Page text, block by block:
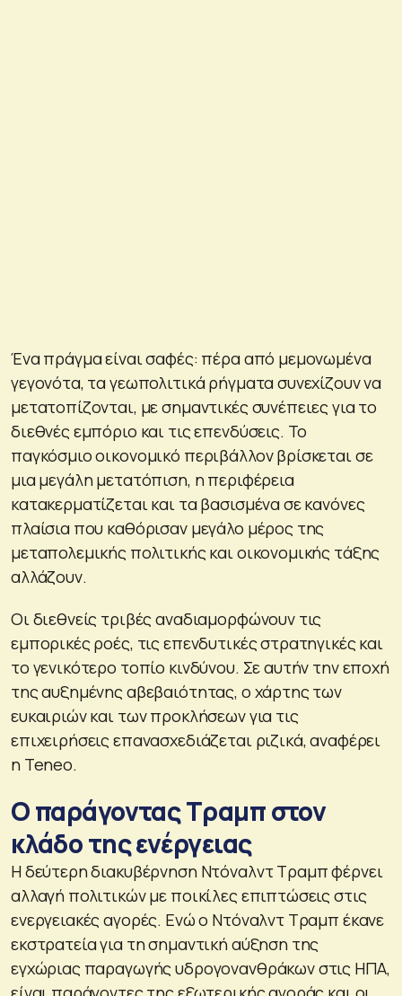
Ένα πράγμα είναι σαφές: πέρα από μεμονωμένα
γεγονότα, τα γεωπολιτικά ρήγματα συνεχίζουν να
μετατοπίζονται, με σημαντικές συνέπειες για το
διεθνές εμπόριο και τις επενδύσεις. Το
παγκόσμιο οικονομικό περιβάλλον βρίσκεται σε
μια μεγάλη μετατόπιση, η περιφέρεια
κατακερματίζεται και τα βασισμένα σε κανόνες
πλαίσια που καθόρισαν μεγάλο μέρος της
μεταπολεμικής πολιτικής και οικονομικής τάξης
αλλάζουν.
Οι διεθνείς τριβές αναδιαμορφώνουν τις
εμπορικές ροές, τις επενδυτικές στρατηγικές και
το γενικότερο τοπίο κινδύνου. Σε αυτήν την εποχή
της αυξημένης αβεβαιότητας, ο χάρτης των
ευκαιριών και των προκλήσεων για τις
επιχειρήσεις επανασχεδιάζεται ριζικά, αναφέρει
η Teneo.
Ο παράγοντας Τραμπ στον
κλάδο της ενέργειας
Η δεύτερη διακυβέρνηση Ντόναλντ Τραμπ φέρνει
αλλαγή πολιτικών με ποικίλες επιπτώσεις στις
ενεργειακές αγορές. Ενώ ο Ντόναλντ Τραμπ έκανε
εκστρατεία για τη σημαντική αύξηση της
εγχώριας παραγωγής υδρογονανθράκων στις ΗΠΑ,